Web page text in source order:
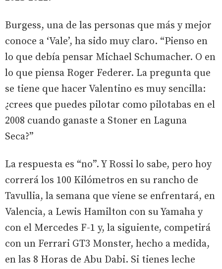
Burgess, una de las personas que más y mejor
conoce a ‘Vale’, ha sido muy claro. “Pienso en
lo que debía pensar Michael Schumacher. O en
lo que piensa Roger Federer. La pregunta que
se tiene que hacer Valentino es muy sencilla:
¿crees que puedes pilotar como pilotabas en el
2008 cuando ganaste a Stoner en Laguna
Seca?”
La respuesta es “no”. Y Rossi lo sabe, pero hoy
correrá los 100 Kilómetros en su rancho de
Tavullia, la semana que viene se enfrentará, en
Valencia, a Lewis Hamilton con su Yamaha y
con el Mercedes F-1 y, la siguiente, competirá
con un Ferrari GT3 Monster, hecho a medida,
en las 8 Horas de Abu Dabi. Si tienes leche